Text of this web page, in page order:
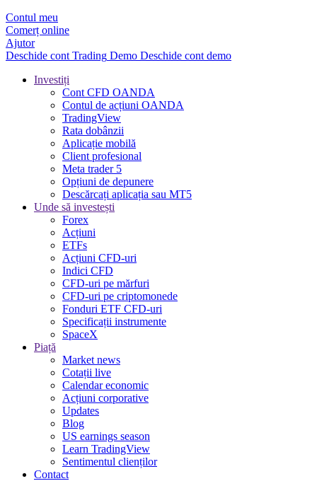
Contul meu
Comerț online
Ajutor
Deschide cont Trading Demo Deschide cont demo
Investiți
Cont CFD OANDA
Contul de acțiuni OANDA
TradingView
Rata dobânzii
Aplicație mobilă
Client profesional
Meta trader 5
Opțiuni de depunere
Descărcați aplicația sau MT5
Unde să investești
Forex
Acțiuni
ETFs
Acțiuni CFD-uri
Indici CFD
CFD-uri pe mărfuri
CFD-uri pe criptomonede
Fonduri ETF CFD-uri
Specificații instrumente
SpaceX
Piață
Market news
Cotații live
Calendar economic
Acțiuni corporative
Updates
Blog
US earnings season
Learn TradingView
Sentimentul clienților
Contact